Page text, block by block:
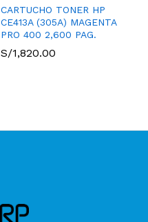
CARTUCHO TONER HP
CE413A (305A) MAGENTA
PRO 400 2,600 PAG.
S/1,820.00